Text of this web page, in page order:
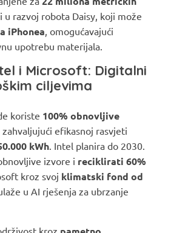
i u razvoj robota Daisy, koji može
iPhonea , omogućavajući
upotrebu materijala.
i Microsoft: Digitalni
ciljevima
koriste 100% obnovljive
zahvaljujući efikasnoj rasvjeti
kWh . Intel planira do 2030.
izvore i reciklirati 60%
kroz svoj klimatski fond od
u AI rješenja za ubrzanje
kroz